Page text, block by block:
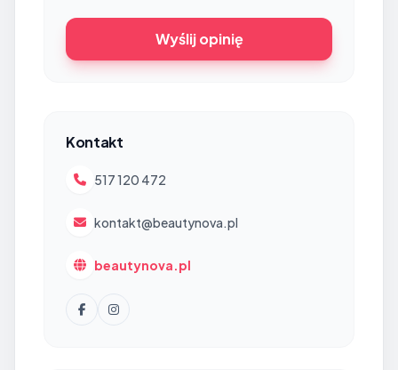
Wyślij opinię
Kontakt
517 120 472
kontakt@beautynova.pl
beautynova.pl